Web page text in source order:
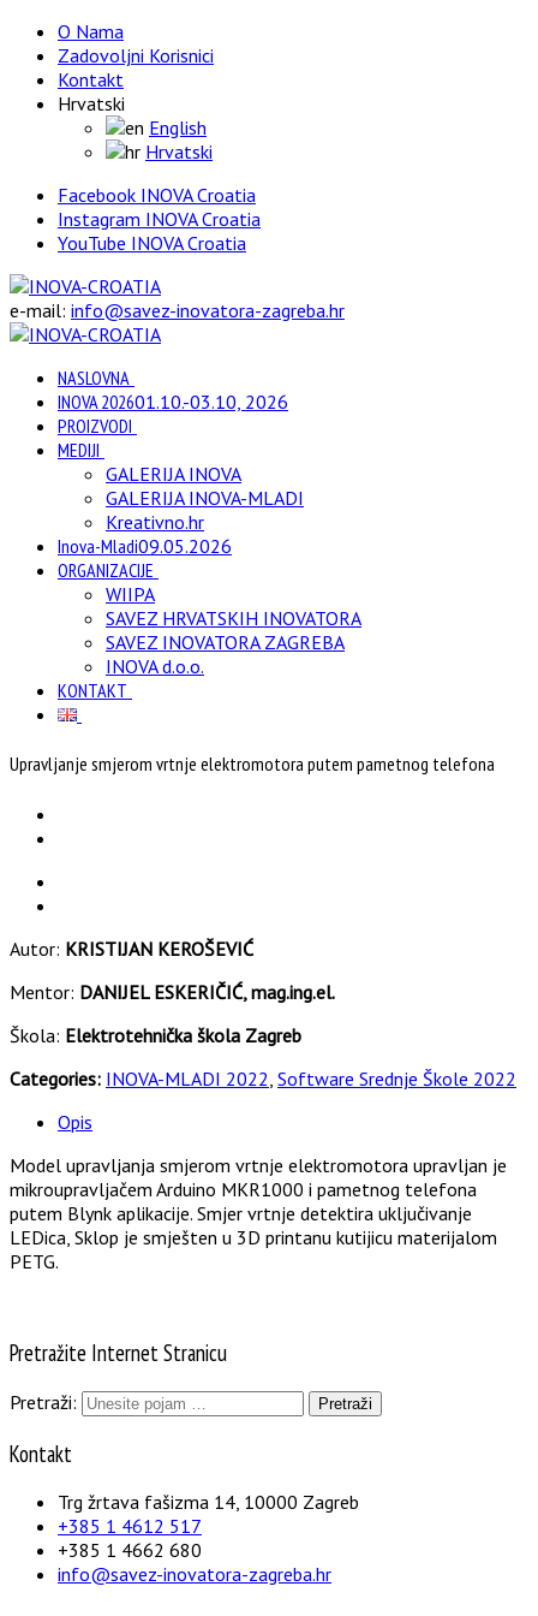
O Nama
Zadovoljni Korisnici
Kontakt
Hrvatski
English
Hrvatski
Facebook INOVA Croatia
Instagram INOVA Croatia
YouTube INOVA Croatia
e-mail: info@savez-inovatora-zagreba.hr
NASLOVNA
INOVA 202601.10.-03.10, 2026
PROIZVODI
MEDIJI
GALERIJA INOVA
GALERIJA INOVA-MLADI
Kreativno.hr
Inova-Mladi09.05.2026
ORGANIZACIJE
WIIPA
SAVEZ HRVATSKIH INOVATORA
SAVEZ INOVATORA ZAGREBA
INOVA d.o.o.
KONTAKT
Upravljanje smjerom vrtnje elektromotora putem pametnog telefona
Autor: KRISTIJAN KEROŠEVIĆ
Mentor: DANIJEL ESKERIČIĆ, mag.ing.el.
Škola: Elektrotehnička škola Zagreb
Categories: INOVA-MLADI 2022 Software Srednje Škole 2022
Opis
Model upravljanja smjerom vrtnje elektromotora upravljan je
mikroupravljačem Arduino MKR1000 i pametnog telefona
putem Blynk aplikacije. Smjer vrtnje detektira uključivanje
LEDica, Sklop je smješten u 3D printanu kutijicu materijalom
PETG.
Pretražite Internet Stranicu
Pretraži:
Kontakt
Trg žrtava fašizma 14, 10000 Zagreb
+385 1 4612 517
+385 1 4662 680
info@savez-inovatora-zagreba.hr